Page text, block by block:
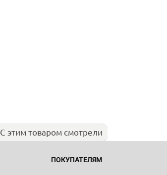
С этим товаром смотрели
ПОКУПАТЕЛЯМ